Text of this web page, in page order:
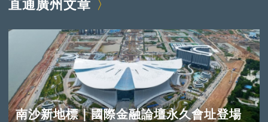
直通廣州文章
南沙新地標｜國際金融論壇永久會址登場